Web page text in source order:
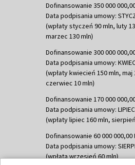
Dofinansowanie 350 000
Data podpisania umowy:
(wpłaty styczeń 90 mln, luty
marzec 130 mln)
Dofinansowanie 300 000
Data podpisania umowy:
(wpłaty kwiecień 150 mln, maj
czerwiec 10 mln)
Dofinansowanie 170 000
Data podpisania umowy:
(wpłaty lipiec 160 mln,
Dofinansowanie 60 000 000,00
Data podpisania umowy:
(wpłata wrzesień 60 mln)